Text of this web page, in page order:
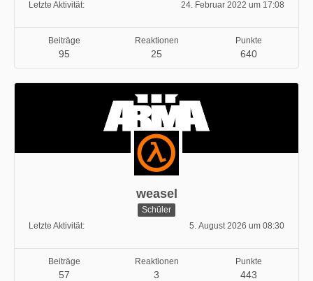
Letzte Aktivität
24. Februar 2022 um 17:08
Beiträge
95
Reaktionen
25
Punkte
640
weasel
Schüler
Letzte Aktivität
5. August 2026 um 08:30
Beiträge
57
Reaktionen
3
Punkte
443